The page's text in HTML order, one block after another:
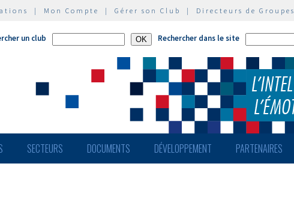
| Mon Compte | Gérer son Club | Directeurs de Groupes
un club Rechercher dans le site
SECTEURS DOCUMENTS DÉVELOPPEMENT PARTENAIRES